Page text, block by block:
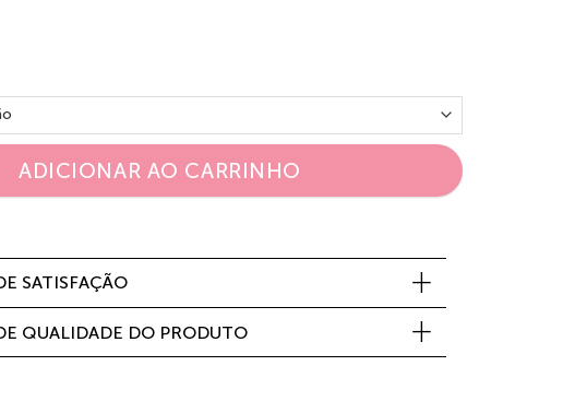
ADICIONAR AO CARRINHO
SATISFAÇÃO
QUALIDADE DO PRODUTO